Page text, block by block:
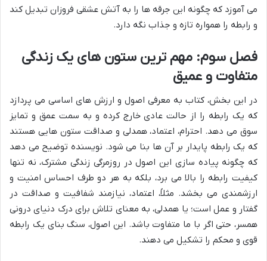
می آموزد که چگونه این جرقه ها را به آتش عشقی فروزان تبدیل کند
و رابطه را همواره تازه و جذاب نگه دارد.
فصل سوم: مهم ترین ستون های یک زندگی
متفاوت و عمیق
در این بخش، کتاب به معرفی اصول و ارزش های اساسی می پردازد
که یک رابطه را از حالت عادی خارج کرده و به سمت عمق و تمایز
سوق می دهد. احترام، اعتماد، همدلی و صداقت ستون هایی هستند
که یک رابطه پایدار بر آن ها بنا می شود. نویسنده توضیح می دهد
که چگونه پیاده سازی این اصول در روزمرگی زندگی مشترک، نه تنها
کیفیت رابطه را بالا می برد، بلکه به هر دو طرف احساس امنیت و
ارزشمندی می بخشد. مثلاً، اعتماد، نیازمند شفافیت و صداقت در
گفتار و عمل است؛ یا همدلی، به معنای تلاش برای درک دنیای درونی
همسر، حتی اگر با ما متفاوت باشد. این اصول، سنگ بنای یک رابطه
قوی و محکم را تشکیل می دهند.